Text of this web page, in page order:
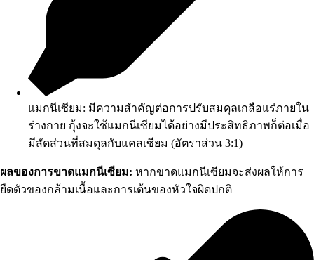
แมกนีเซียม: มีความสำคัญต่อการปรับสมดุลเกลือแร่ภายใน
ร่างกาย กุ้งจะใช้แมกนีเซียมได้อย่างมีประสิทธิภาพก็ต่อเมื่อ
มีสัดส่วนที่สมดุลกับแคลเซียม (อัตราส่วน 3:1)
ผลของการขาดแมกนีเซียม: หากขาดแมกนีเซียมจะส่งผลให้การ
ยืดตัวของกล้ามเนื้อและการเต้นของหัวใจผิดปกติ